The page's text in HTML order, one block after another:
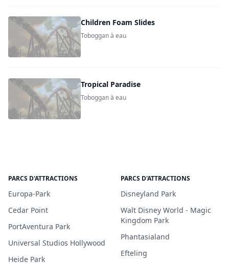
Children Foam Slides
Toboggan à eau
Tropical Paradise
Toboggan à eau
PARCS D'ATTRACTIONS
Europa-Park
Cedar Point
PortAventura Park
Universal Studios Hollywood
Heide Park
PARCS D'ATTRACTIONS
Disneyland Park
Walt Disney World - Magic
Kingdom Park
Phantasialand
Efteling